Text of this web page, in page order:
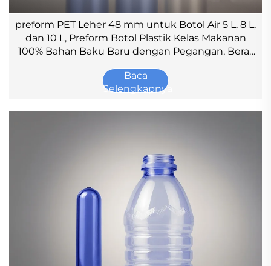
preform PET Leher 48 mm untuk Botol Air 5 L, 8 L,
dan 10 L, Preform Botol Plastik Kelas Makanan
100% Bahan Baku Baru dengan Pegangan, Berat
Baca
Selengkapnya